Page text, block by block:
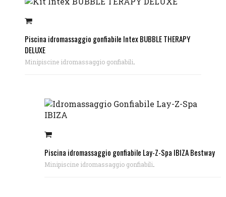
Piscina idromassaggio gonfiabile Intex BUBBLE THERAPY
DELUXE
Minipiscine idromassaggio gonfiabili.
Piscina idromassaggio gonfiabile Lay-Z-Spa IBIZA Bestway
Minipiscine idromassaggio gonfiabili.